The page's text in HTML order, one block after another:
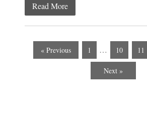
Read More
« Previous 1 … 10 11
Next »